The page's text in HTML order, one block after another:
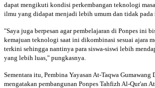
dapat mengikuti kondisi perkembangan teknologi
ilmu yang didapat menjadi lebih umum dan tidak pada
"Saya juga berpesan agar pembelajaran di Ponpes ini
kemajuan teknologi saat ini dikombinasi sesuai ajara
terkini sehingga nantinya para siswa-siswi lebih
yang lebih luas," pungkasnya.
Sementara itu, Pembina Yayasan At-Taqwa Gumawang
mengatakan pembangunan Ponpes Tahfizh Al-Qur'an